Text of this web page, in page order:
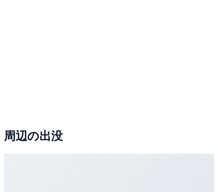
周辺の出没